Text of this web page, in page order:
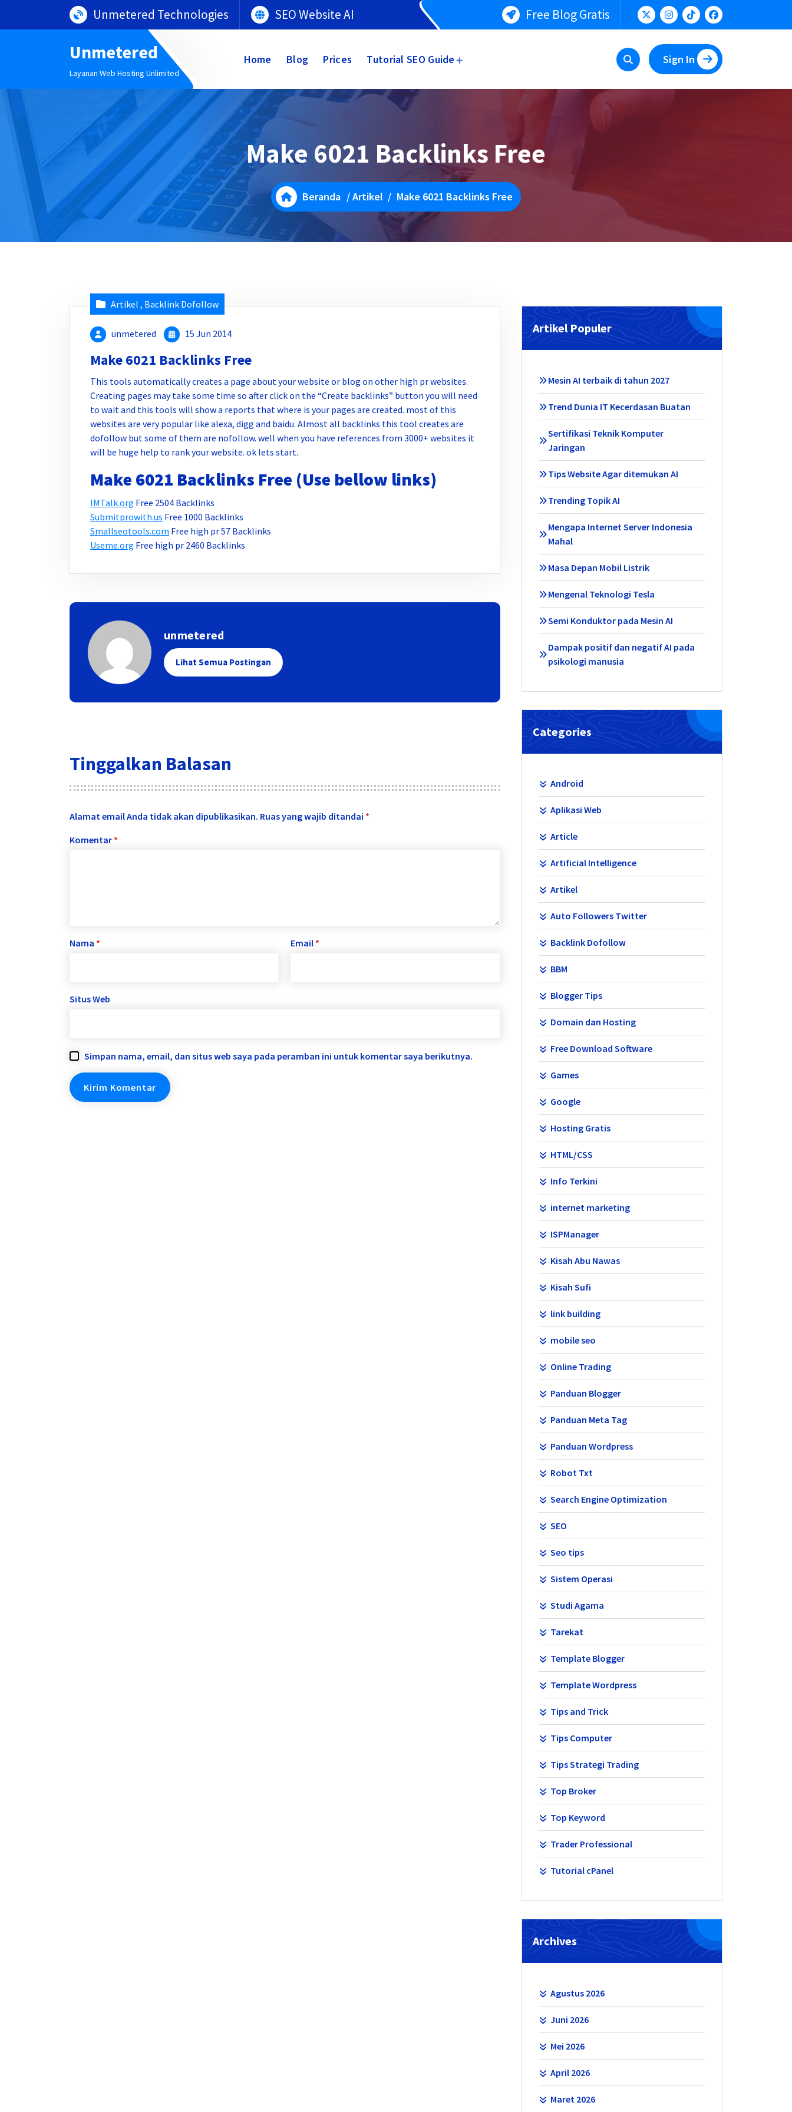
Unmetered Technologies SEO Website AI Free Blog Gratis
Unmetered
Layanan Web Hosting Unlimited
Home Blog Prices Tutorial SEO Guide Sign In
Make 6021 Backlinks Free
Beranda /Artikel / Make 6021 Backlinks Free
Artikel , Backlink Dofollow
unmetered 15 Jun 2014
Make 6021 Backlinks Free
This tools automatically creates a page about your website or blog on other high pr websites.
Creating pages may take some time so after click on the “Create backlinks” button you will need
to wait and this tools will show a reports that where is your pages are created. most of this
websites are very popular like alexa, digg and baidu. Almost all backlinks this tool creates are
dofollow but some of them are nofollow. well when you have references from 3000+ websites it
will be huge help to rank your website. ok lets start.
Make 6021 Backlinks Free (Use bellow links)
IMTalk.org Free 2504 Backlinks
Submitprowith.us Free 1000 Backlinks
Smallseotools.com Free high pr 57 Backlinks
Useme.org Free high pr 2460 Backlinks
unmetered
Lihat Semua Postingan
Tinggalkan Balasan
Alamat email Anda tidak akan dipublikasikan. Ruas yang wajib ditandai *
Komentar *
Nama * Email *
Situs Web
Simpan nama, email, dan situs web saya pada peramban ini untuk komentar saya berikutnya.
Artikel Populer
Mesin AI terbaik di tahun 2027
Trend Dunia IT Kecerdasan Buatan
Sertifikasi Teknik Komputer
Jaringan
Tips Website Agar ditemukan AI
Trending Topik AI
Mengapa Internet Server Indonesia
Mahal
Masa Depan Mobil Listrik
Mengenal Teknologi Tesla
Semi Konduktor pada Mesin AI
Dampak positif dan negatif AI pada
psikologi manusia
Categories
Android
Aplikasi Web
Article
Artificial Intelligence
Artikel
Auto Followers Twitter
Backlink Dofollow
BBM
Blogger Tips
Domain dan Hosting
Free Download Software
Games
Google
Hosting Gratis
HTML/CSS
Info Terkini
internet marketing
ISPManager
Kisah Abu Nawas
Kisah Sufi
link building
mobile seo
Online Trading
Panduan Blogger
Panduan Meta Tag
Panduan Wordpress
Robot Txt
Search Engine Optimization
SEO
Seo tips
Sistem Operasi
Studi Agama
Tarekat
Template Blogger
Template Wordpress
Tips and Trick
Tips Computer
Tips Strategi Trading
Top Broker
Top Keyword
Trader Professional
Tutorial cPanel
Archives
Agustus 2026
Juni 2026
Mei 2026
April 2026
Maret 2026